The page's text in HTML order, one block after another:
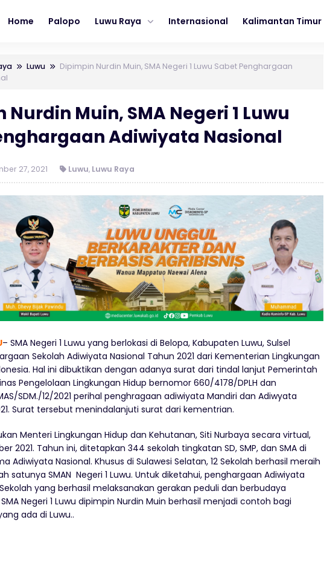
Home Palopo Luwu Raya Internasional Kalimantan Timur
Luwu
Dipimpin Nurdin Muin, SMA Negeri 1 Luwu Sabet Penghargaan
Muin, SMA Negeri 1 Luwu
Adiwiyata Nasional
27, 2021 Luwu, Luwu Raya
– SMA Negeri 1 Luwu yang berlokasi di Belopa, Kabupaten Luwu, Sulsel
Sekolah Adiwiyata Nasional Tahun 2021 dari Kementerian Lingkungan
Hal ini dibuktikan dengan adanya surat dari tindal lanjut Pemerintah
Pengelolaan Lingkungan Hidup bernomor 660/4178/DPLH dan
SDM./12/2021 perihal penghragaan adiwiyata Mandiri dan Adiwyata
Surat tersebut menindalanjuti surat dari kementrian.
Menteri Lingkungan Hidup dan Kehutanan, Siti Nurbaya secara virtual,
2021. Tahun ini, ditetapkan 344 sekolah tingkatan SD, SMP, dan SMA di
Adiwiyata Nasional. Khusus di Sulawesi Selatan, 12 Sekolah berhasil meraih
satunya SMAN Negeri 1 Luwu. Untuk diketahui, penghargaan Adiwiyata
yang berhasil melaksanakan gerakan peduli dan berbudaya
Negeri 1 Luwu dipimpin Nurdin Muin berhasil menjadi contoh bagi
ada di Luwu..